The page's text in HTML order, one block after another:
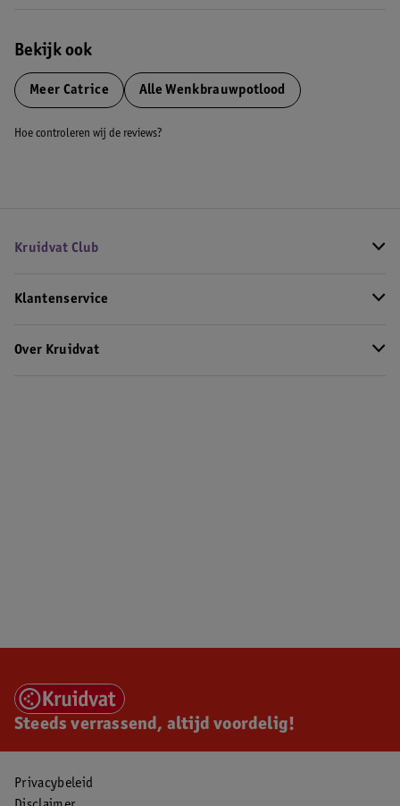
Bekijk ook
Meer Catrice Alle Wenkbrauwpotlood
Hoe controleren wij de reviews?
Kruidvat Club
Klantenservice
Over Kruidvat
Steeds verrassend, altijd voordelig!
Privacybeleid